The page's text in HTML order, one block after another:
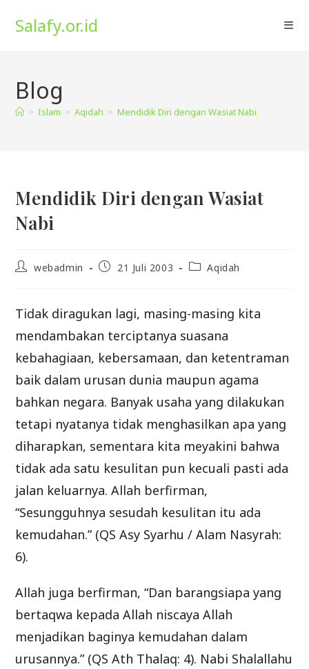
Salafy.or.id
Blog
> Islam > Aqidah > Mendidik Diri dengan Wasiat Nabi
Mendidik Diri dengan Wasiat
Nabi
Postwebadmin
Post21 Juli 2003
PostAqidah
Tidak diragukan lagi, masing-masing kita
mendambakan terciptanya suasana
kebahagiaan, kebersamaan, dan ketentraman
baik dalam urusan dunia maupun agama
bahkan negara. Banyak usaha yang dilakukan
tetapi nyatanya tidak menghasilkan apa yang
diharapkan, sementara kita meyakini bahwa
tidak ada satu kesulitan pun kecuali pasti ada
jalan keluarnya. Allah berfirman,
“Sesungguhnya sesudah kesulitan itu ada
kemudahan.” (QS Asy Syarhu / Alam Nasyrah:
6).
Allah juga berfirman, “Dan barangsiapa yang
bertaqwa kepada Allah niscaya Allah
menjadikan baginya kemudahan dalam
urusannya.” (QS Ath Thalaq: 4). Nabi Shalallahu